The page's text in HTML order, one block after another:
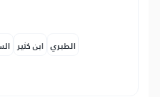
ابن كثير الطبري